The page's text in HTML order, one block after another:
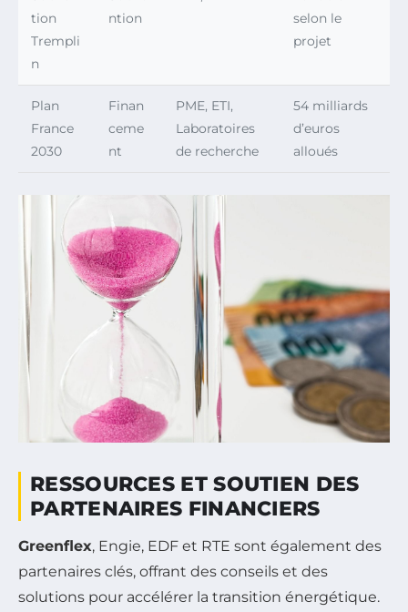
tion
Trempli
n
ntion
selon le
projet
Plan
France
2030
Finan
ceme
nt
PME, ETI,
Laboratoires
de recherche
54 milliards
d’euros
alloués
RESSOURCES ET SOUTIEN DES
PARTENAIRES FINANCIERS
Greenflex, Engie, EDF et RTE sont également des
partenaires clés, offrant des conseils et des
solutions pour accélérer la transition énergétique.